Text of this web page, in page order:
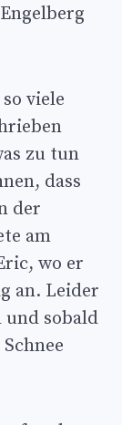
viele
zu tun
dass
der
am
wo er
an. Leider
und sobald